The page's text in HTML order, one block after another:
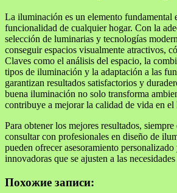
La iluminación es un elemento fundamental
funcionalidad de cualquier hogar. Con la
selección de luminarias y tecnologías
conseguir espacios visualmente atractivos,
Claves como el análisis del espacio, la
tipos de iluminación y la adaptación a las
garantizan resultados satisfactorios y
buena iluminación no solo transforma
contribuye a mejorar la calidad de vida en el
Para obtener los mejores resultados, siempre
consultar con profesionales en diseño de
pueden ofrecer asesoramiento
innovadoras que se ajusten a las
Похожие записи: